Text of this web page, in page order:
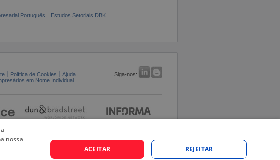
Português Estudos Setoriais DBK
Política de Cookies Ajuda
Siga-nos:
em Nome Individual
nossa
ACEITAR REJEITAR